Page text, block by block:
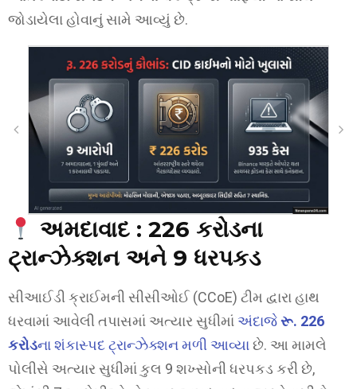
જોડાયેલા હોવાનું સામે આવ્યું છે.
અમદાવાદ : 226 કરોડના
ટ્રાન્ઝેક્શન અને 9 ધરપકડ
સીઆઈડી ક્રાઈમની સીસીઓઈ (CCoE) ટીમ દ્વારા હાથ
ધરવામાં આવેલી તપાસમાં અત્યાર સુધીમાં અંદાજેરૂ. 226
કરોડના શંકાસ્પદ ટ્રાન્ઝેક્શન મળી આવ્યાછે. આ મામલે
પોલીસે અત્યાર સુધીમાં કુલ 9 શખ્સોની ધરપકડ કરી છે,